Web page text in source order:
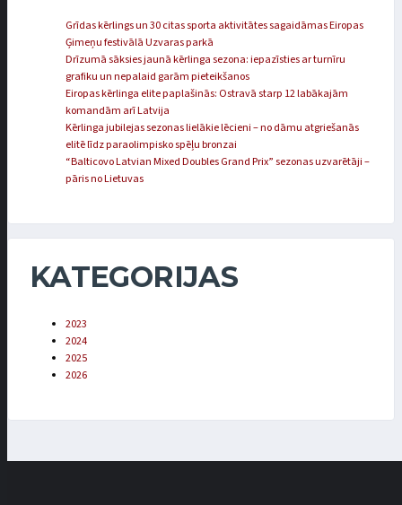
Grīdas kērlings un 30 citas sporta aktivitātes sagaidāmas Eiropas
Ģimeņu festivālā Uzvaras parkā
Drīzumā sāksies jaunā kērlinga sezona: iepazīsties ar turnīru
grafiku un nepalaid garām pieteikšanos
Eiropas kērlinga elite paplašinās: Ostravā starp 12 labākajām
komandām arī Latvija
Kērlinga jubilejas sezonas lielākie lēcieni – no dāmu atgriešanās
elitē līdz paraolimpisko spēļu bronzai
“Balticovo Latvian Mixed Doubles Grand Prix” sezonas uzvarētāji –
pāris no Lietuvas
KATEGORIJAS
2023
2024
2025
2026